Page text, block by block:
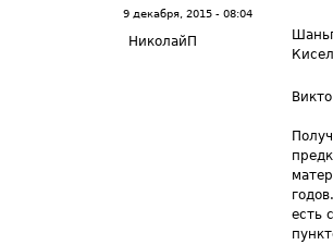
9 декабря, 2015 - 08:04
НиколайП
есть